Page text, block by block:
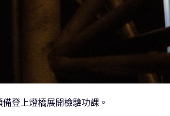
登上燈橋展開檢驗功課。